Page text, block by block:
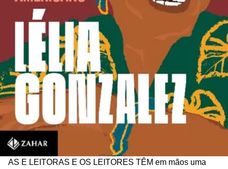
AS E LEITORAS E OS LEITORES TÊM em mãos uma